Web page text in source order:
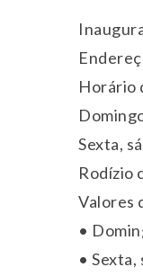
Horário
Sexta,
Rodízio
Valores
•
•